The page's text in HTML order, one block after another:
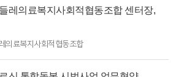
레의료복지사회적협동조합 센터장,
의료복지사회적협동조합